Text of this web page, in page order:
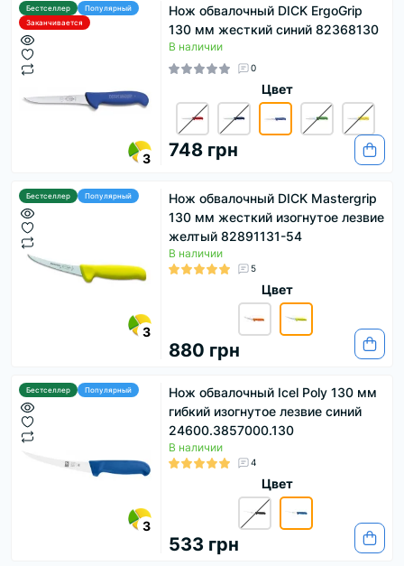
Бестселлер
Популярный
Заканчивается
3
Нож обвалочный DICK ErgoGrip
130 мм жесткий синий 82368130
В наличии
0
Цвет
748 грн
Бестселлер Популярный
3
Нож обвалочный DICK Mastergrip
130 мм жесткий изогнутое лезвие
желтый 82891131-54
В наличии
5
Цвет
880 грн
Бестселлер Популярный
3
Нож обвалочный Icel Poly 130 мм
гибкий изогнутое лезвие синий
24600.3857000.130
В наличии
4
Цвет
533 грн